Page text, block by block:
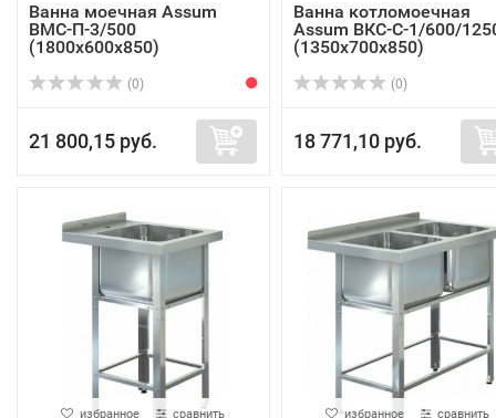
Ванна моечная Assum
ВМС-П-3/500
(1800х600х850)
(0)
21 800,15 руб.
Ванна котломоечная
Assum ВКС-С-1/600/
(1350х700х850)
(0)
18 771,10 руб.
избранное сравнить избранное сравнить